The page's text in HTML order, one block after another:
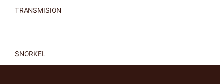
TRANSMISION
SNORKEL